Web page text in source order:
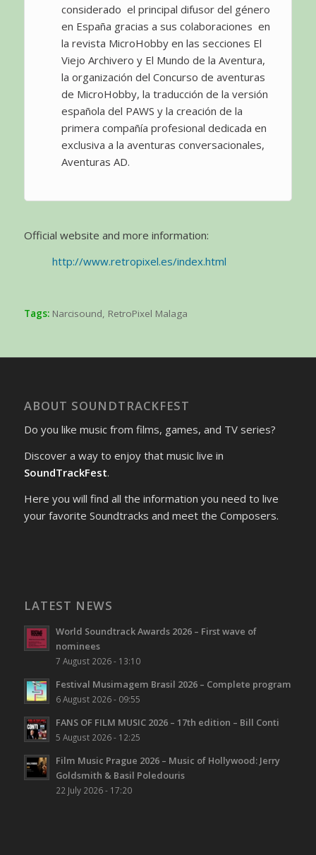
considerado el principal difusor del género
en España gracias a sus colaboraciones en
la revista MicroHobby en las secciones El
Viejo Archivero y El Mundo de la Aventura,
la organización del Concurso de aventuras
de MicroHobby, la traducción de la versión
española del PAWS y la creación de la
primera compañía profesional dedicada en
exclusiva a la aventuras conversacionales,
Aventuras AD.
Official website and more information:
http://www.retropixel.es/index.html
Tags: Narcisound RetroPixel Malaga
ABOUT SOUNDTRACKFEST
Do you like music from films, games, and TV series?
Discover a way to enjoy that music live in
SoundTrackFest.
Here you will find all the information you need to live
your favorite Soundtracks and meet the Composers.
LATEST NEWS
World Soundtrack Awards 2026 – First wave of
nominees
7 August 2026 - 13:10
Festival Musimagem Brasil 2026 – Complete program
6 August 2026 - 09:55
FANS OF FILM MUSIC 2026 – 17th edition – Bill Conti
5 August 2026 - 12:25
Film Music Prague 2026 – Music of Hollywood: Jerry
Goldsmith & Basil Poledouris
22 July 2026 - 17:20